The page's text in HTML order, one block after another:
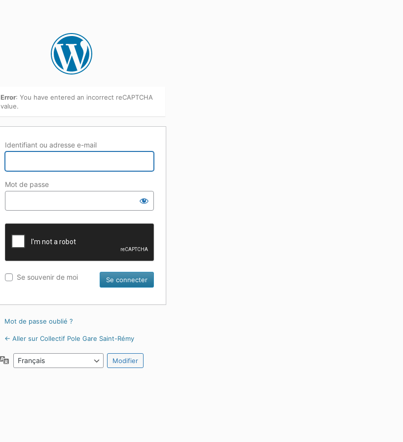
Error: You have entered an incorrect reCAPTCHA
value.
Identifiant ou adresse e-mail
Mot de passe
Se souvenir de moi
Mot de passe oublié ?
← Aller sur Collectif Pole Gare Saint-Rémy